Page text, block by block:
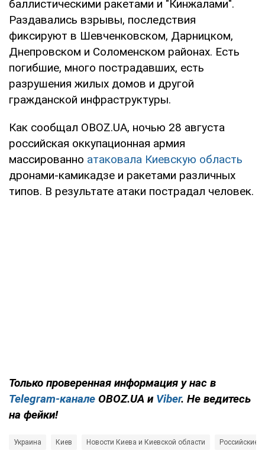
баллистическими ракетами и "Кинжалами".
Раздавались взрывы, последствия
фиксируют в Шевченковском, Дарницком,
Днепровском и Соломенском районах. Есть
погибшие, много пострадавших, есть
разрушения жилых домов и другой
гражданской инфраструктуры.
Как сообщал OBOZ.UA, ночью 28 августа
российская оккупационная армия
массированно атаковала Киевскую область
дронами-камикадзе и ракетами различных
типов. В результате атаки пострадал человек.
Только проверенная информация у нас в
Telegram-канале OBOZ.UA и Viber. Не ведитесь
на фейки!
Украина Киев Новости Киева и Киевской области Российские